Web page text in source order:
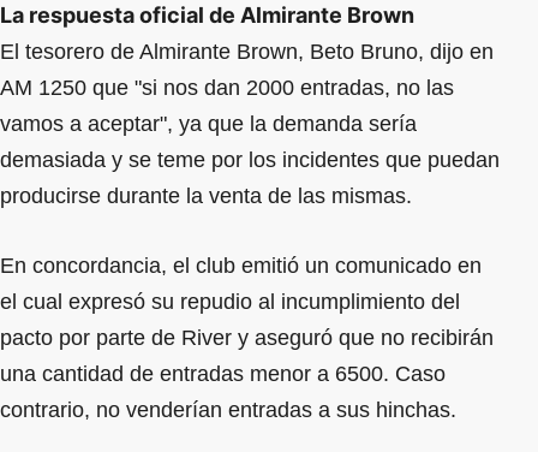
La respuesta oficial de Almirante Brown
El tesorero de Almirante Brown, Beto Bruno, dijo en
AM 1250 que "si nos dan 2000 entradas, no las
vamos a aceptar", ya que la demanda sería
demasiada y se teme por los incidentes que puedan
producirse durante la venta de las mismas.
En concordancia, el club emitió un comunicado en
el cual expresó su repudio al incumplimiento del
pacto por parte de River y aseguró que no recibirán
una cantidad de entradas menor a 6500. Caso
contrario, no venderían entradas a sus hinchas.